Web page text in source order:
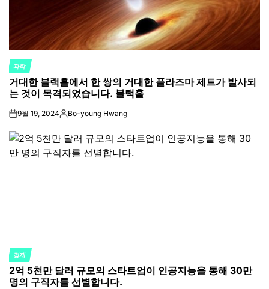
POSTED
IN
과학
거대한 블랙홀에서 한 쌍의 거대한 플라즈마 제트가 발사되
는 것이 목격되었습니다. 블랙홀
on9월 19, 2024Posted
Bo-young Hwang
POSTED
IN
경제
2억 5천만 달러 규모의 스타트업이 인공지능을 통해 30만
명의 구직자를 선별합니다.